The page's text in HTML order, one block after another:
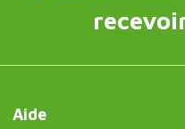
Aide